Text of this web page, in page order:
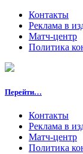
Контакты
Реклама в
Матч-центр
Политика
Перейти…
Контакты
Реклама в
Матч-центр
Политика